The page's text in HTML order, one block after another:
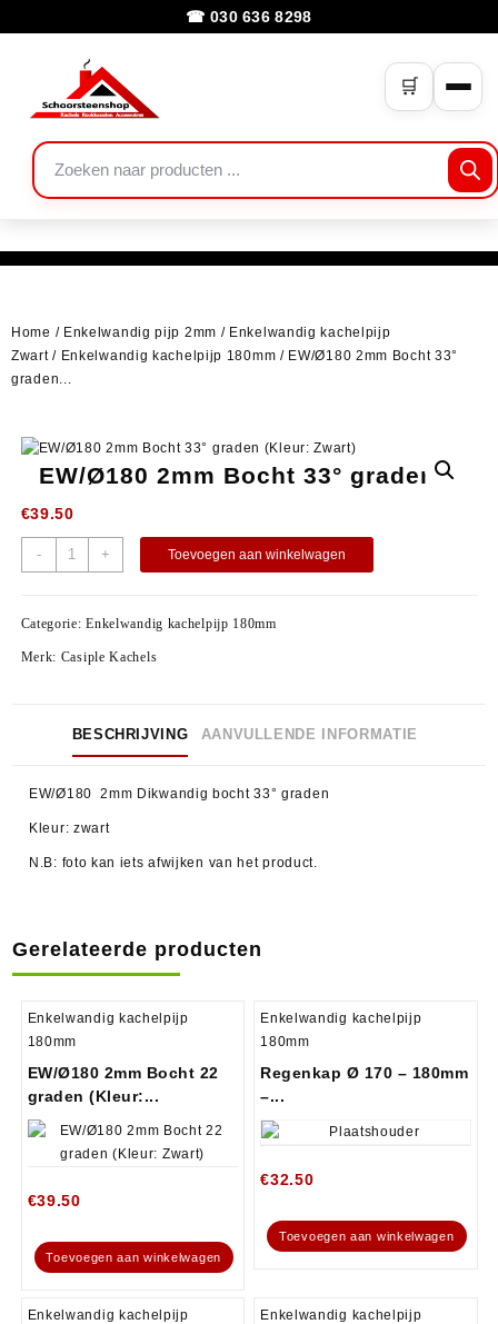
☎ 030 636 8298
🛒
Home / Enkelwandig pijp 2mm / Enkelwandig kachelpijp
Zwart/ Enkelwandig kachelpijp 180mm / EW/Ø180 2mm Bocht 33°
graden...
EW/Ø180 2mm Bocht 33° graden...
€39.50
- + Toevoegen aan winkelwagen
Categorie:Enkelwandig kachelpijp 180mm
Merk: Casiple Kachels
BESCHRIJVING AANVULLENDE INFORMATIE
EW/Ø180 2mm Dikwandig bocht 33° graden
Kleur: zwart
N.B: foto kan iets afwijken van het product.
Gerelateerde producten
Enkelwandig kachelpijp
180mm
EW/Ø180 2mm Bocht 22
graden (Kleur:...
€39.50
Toevoegen aan winkelwagen
Enkelwandig kachelpijp
180mm
Regenkap Ø 170 – 180mm
–...
€32.50
Toevoegen aan winkelwagen
Enkelwandig kachelpijp
Enkelwandig kachelpijp